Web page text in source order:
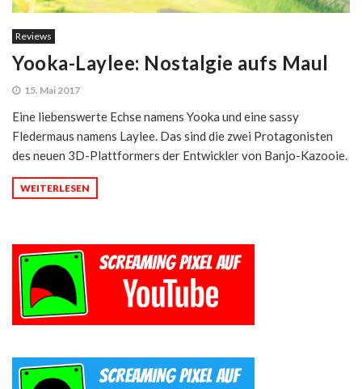
Reviews
Yooka-Laylee: Nostalgie aufs Maul
15. Mai 2017
Eine liebenswerte Echse namens Yooka und eine sassy
Fledermaus namens Laylee. Das sind die zwei Protagonisten
des neuen 3D-Plattformers der Entwickler von Banjo-Kazooie.
WEITERLESEN